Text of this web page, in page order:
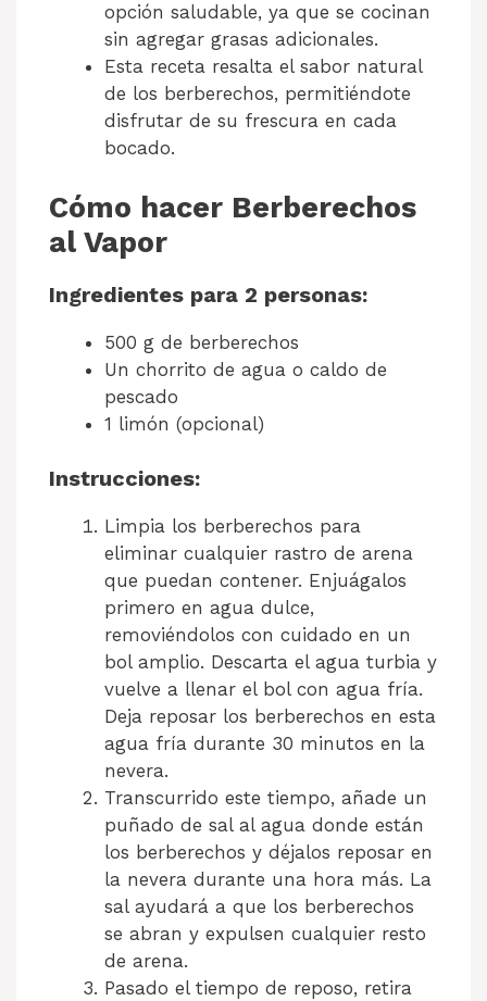
opción saludable, ya que se cocinan
sin agregar grasas adicionales.
Esta receta resalta el sabor natural
de los berberechos, permitiéndote
disfrutar de su frescura en cada
bocado.
Cómo hacer Berberechos
al Vapor
Ingredientes para 2 personas:
500 g de berberechos
Un chorrito de agua o caldo de
pescado
1 limón (opcional)
Instrucciones:
Limpia los berberechos para
eliminar cualquier rastro de arena
que puedan contener. Enjuágalos
primero en agua dulce,
removiéndolos con cuidado en un
bol amplio. Descarta el agua turbia y
vuelve a llenar el bol con agua fría.
Deja reposar los berberechos en esta
agua fría durante 30 minutos en la
nevera.
Transcurrido este tiempo, añade un
puñado de sal al agua donde están
los berberechos y déjalos reposar en
la nevera durante una hora más. La
sal ayudará a que los berberechos
se abran y expulsen cualquier resto
de arena.
Pasado el tiempo de reposo, retira